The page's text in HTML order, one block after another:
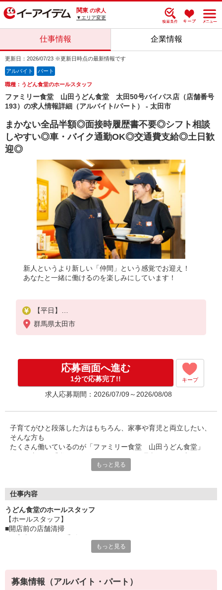
関東 の求人
▼エリア変更
仕事情報 企業情報
更新日：2026/07/23 ※更新日時点の最新情報です
アルバイト パート
職種：うどん食堂のホールスタッフ
ファミリー食堂 山田うどん食堂 太田50号バイパス店（店舗番号
193）の求人情報詳細（アルバイト/パート） - 太田市
まかない全品半額◎面接時履歴書不要◎シフト相談
しやすい◎車・バイク通勤OK◎交通費支給◎土日歓
迎◎
新人というより新しい「仲間」という感覚でお迎え！
あなたと一緒に働けるのを楽しみにしています！
【平日】
8:15〜22:00／時給1150円
22:00〜／時給1438円
6:15〜9:00／時給1200円
9:00〜22:00／時給1150円
22:00〜／時給1438円
高校生／時給1110円
日・祝日は時給50円アップ！（9時〜22時）
群馬県太田市
応募画面へ進む
1分で応募完了!! キープ
求人応募期間：2026/07/09～2026/08/08
子育てがひと段落した方はもちろん、家事や育児と両立したい、
そんな方も
たくさん働いているのが「ファミリー食堂 山田うどん食堂」
初めてで自信がない・・・そんな方もしっかり研修を行いますの
困った時はお店のみんなが助け合える、そんなファミリー食堂
山田うどん食堂で一緒にお仕事しましょう。
・・・お店のメニューが半額で食べられるのも、ちょっとうれし
もっと見る
仕事内容
うどん食堂のホールスタッフ
【ホールスタッフ】
■開店前の店舗清掃
お客様お一人おひとりに合わせたサービスを提供したい。
もっと見る
募集情報（アルバイト・パート）